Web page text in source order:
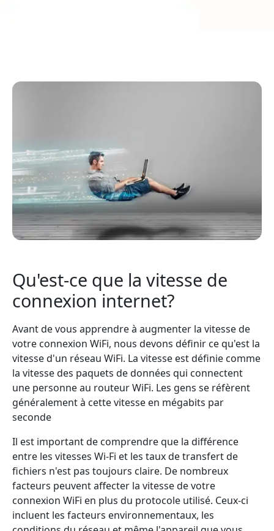
Qu'est-ce que la vitesse de
connexion internet?
Avant de vous apprendre à augmenter la vitesse de
votre connexion WiFi, nous devons définir ce qu'est la
vitesse d'un réseau WiFi. La vitesse est définie comme
la vitesse des paquets de données qui connectent
une personne au routeur WiFi. Les gens se réfèrent
généralement à cette vitesse en mégabits par
seconde
Il est important de comprendre que la différence
entre les vitesses Wi-Fi et les taux de transfert de
fichiers n'est pas toujours claire. De nombreux
facteurs peuvent affecter la vitesse de votre
connexion WiFi en plus du protocole utilisé. Ceux-ci
incluent les facteurs environnementaux, les